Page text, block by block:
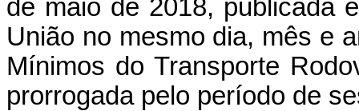
de maio de 2018, publicada
União no mesmo dia, mês e
Mínimos do Transporte
prorrogada pelo período de